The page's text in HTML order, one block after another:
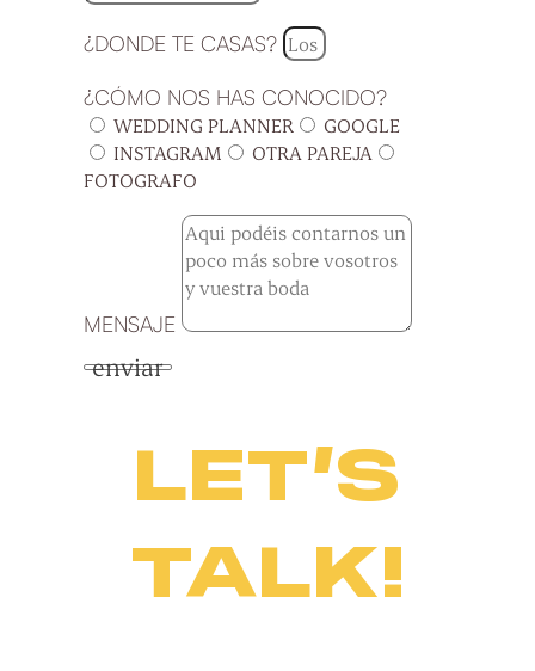
¿DONDE TE CASAS?
¿CÓMO NOS HAS CONOCIDO?
WEDDING PLANNER
GOOGLE
INSTAGRAM
OTRA PAREJA
FOTOGRAFO
MENSAJE
enviar
LET’S
TALK!